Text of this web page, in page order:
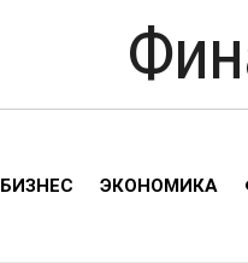
БИЗНЕС ЭКОНОМИКА